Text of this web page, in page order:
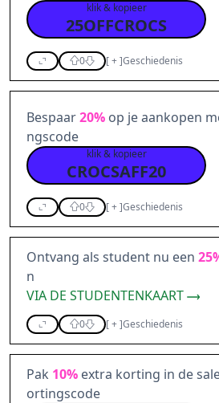
klik & kopieer
25OFFCROCS
0 [+]Geschiedenis
Bespaar20% op je aankopen
ngscode
klik & kopieer
CROCSAFF20
0 [+]Geschiedenis
Ontvang als student nu een
n
VIA DE STUDENTENKAART
0 [+]Geschiedenis
Pak 10% extra korting in de
ortingscode